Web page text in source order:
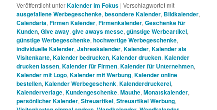
Veröffentlicht unterKalender im Fokus |Verschlagwortet mit
ausgefallene Werbegeschenke,besondere Kalender, Bildkalender,
Calendaria,Firmen Kalender,Firmenkalender,Geschenke für
Kunden,Give away,give aways messe,günstige Werbeartikel,
günstige Werbegeschenke,hochwertige Werbegeschenke,
individuelle Kalender,Jahreskalender,Kalender,Kalender als
Visitenkarte,Kalender bedrucken,Kalender drucken,Kalender
drucken lassen,Kalender für Firmen,Kalender für Unternehmen,
Kalender mit Logo,Kalender mit Werbung,Kalender online
bestellen,Kalender Werbegeschenk,Kalenderdruckerei,
Kalenderverlage,Kundengeschenke,Mauthe,Monatskalender,
persönlicher Kalender,Streuartikel,Streuartikel Werbung,